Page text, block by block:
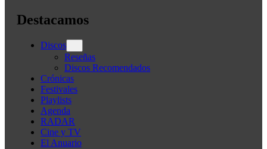
Destacamos
Discos
Reseñas
Discos Recomendados
Crónicas
Festivales
Playlists
Agenda
RADAR
Cine y TV
El Anuario